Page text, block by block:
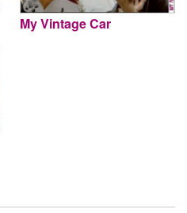
My Vintage Car